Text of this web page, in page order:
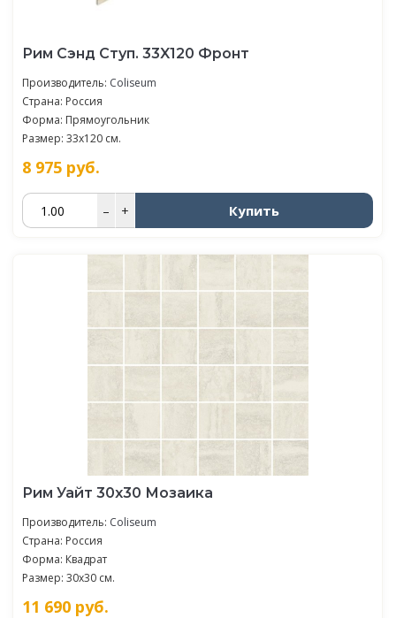
Рим Сэнд Ступ. 33X120 Фронт
Производитель: Coliseum
Страна: Россия
Форма: Прямоугольник
Размер: 33x120 см.
8 975 руб.
– + Купить
Рим Уайт 30x30 Мозаика
Производитель: Coliseum
Страна: Россия
Форма: Квадрат
Размер: 30x30 см.
11 690 руб.